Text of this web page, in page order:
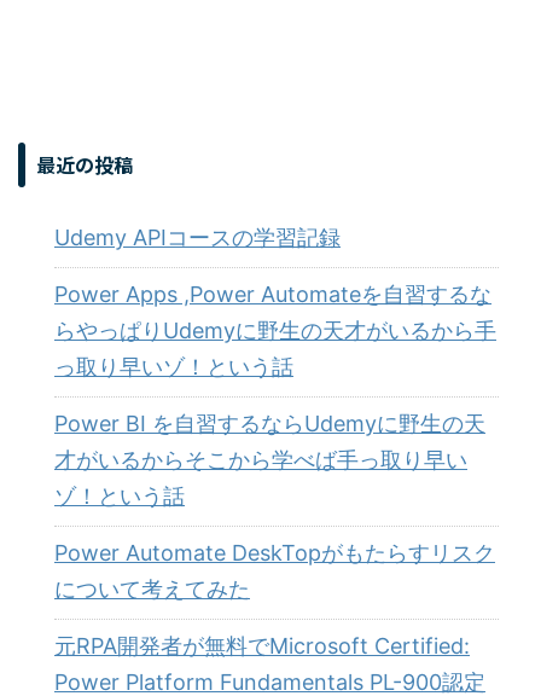
最近の投稿
Udemy APIコースの学習記録
Power Apps ,Power Automateを自習するな
らやっぱりUdemyに野生の天才がいるから手
っ取り早いゾ！という話
Power BI を自習するならUdemyに野生の天
才がいるからそこから学べば手っ取り早い
ゾ！という話
Power Automate DeskTopがもたらすリスク
について考えてみた
元RPA開発者が無料でMicrosoft Certified:
Power Platform Fundamentals PL-900認定